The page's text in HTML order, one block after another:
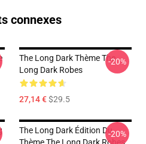
connexes
The Long Dark Thème The
Long Dark Robes
27,14 €$29.5
-20%
The Long Dark Édition Du-20%